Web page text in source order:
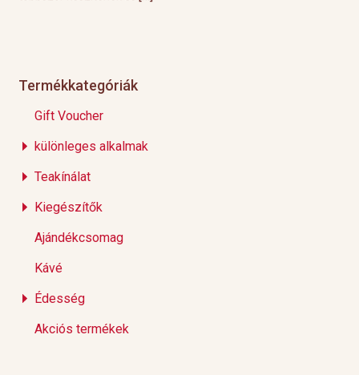
Termékkategóriák
Gift Voucher
különleges alkalmak
Teakínálat
Kiegészítők
Ajándékcsomag
Kávé
Édesség
Akciós termékek